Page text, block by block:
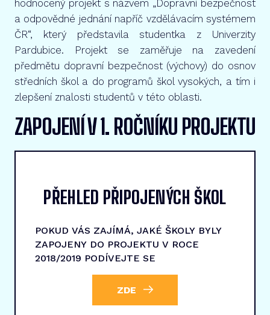
hodnocený projekt s názvem „Dopravní bezpečnost
a odpovědné jednání napříč vzdělávacím systémem
ČR“, který představila studentka z Univerzity
Pardubice. Projekt se zaměřuje na zavedení
předmětu dopravní bezpečnost (výchovy) do osnov
středních škol a do programů škol vysokých, a tím i
zlepšení znalosti studentů v této oblasti.
ZAPOJENÍ V 1. ROČNÍKU PROJEKTU
PŘEHLED PŘIPOJENÝCH ŠKOL
POKUD VÁS ZAJÍMÁ, JAKÉ ŠKOLY BYLY
ZAPOJENY DO PROJEKTU V ROCE
2018/2019 PODÍVEJTE SE
ZDE